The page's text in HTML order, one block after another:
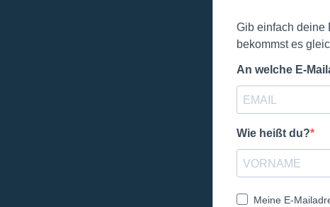
Gib einfach deine
bekommst es
An welche E-
Wie heißt du?
Meine E-